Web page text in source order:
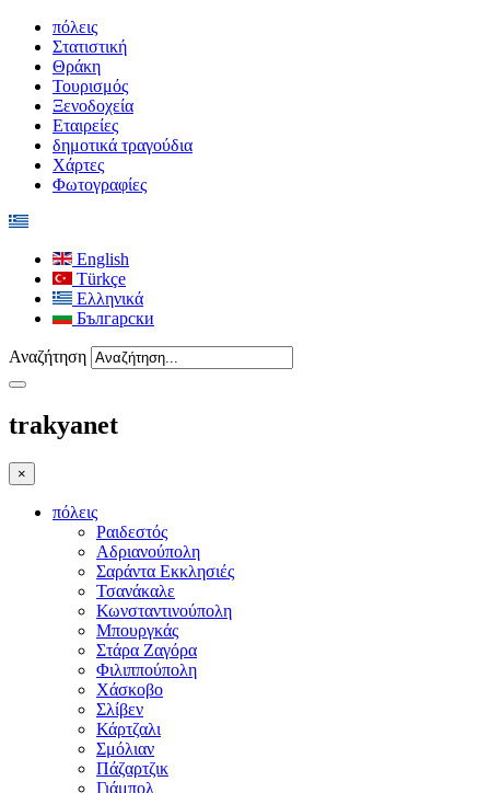
πόλεις
Στατιστική
Θράκη
Τουρισμός
Ξενοδοχεία
Εταιρείες
δημοτικά τραγούδια
Χάρτες
Φωτογραφίες
English
Türkçe
Ελληνικά
Български
Αναζήτηση
trakyanet
×
πόλεις
Ραιδεστός
Αδριανούπολη
Σαράντα Εκκλησιές
Τσανάκαλε
Κωνσταντινούπολη
Μπουργκάς
Στάρα Ζαγόρα
Φιλιππούπολη
Χάσκοβο
Σλίβεν
Κάρτζαλι
Σμόλιαν
Πάζαρτζικ
Γιάμπολ